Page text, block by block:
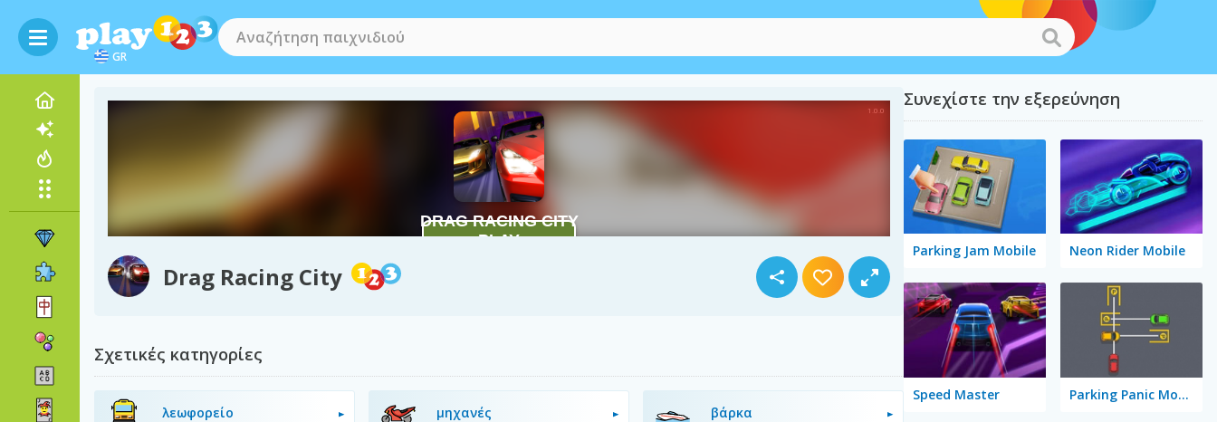
GR
Drag Racing City
Σχετικές κατηγορίες
λεωφορείο μηχανές βάρκα
Συνεχίστε την εξερεύνηση
Parking Jam Mobile Neon Rider Mobile
Speed Master Parking Panic Mobile